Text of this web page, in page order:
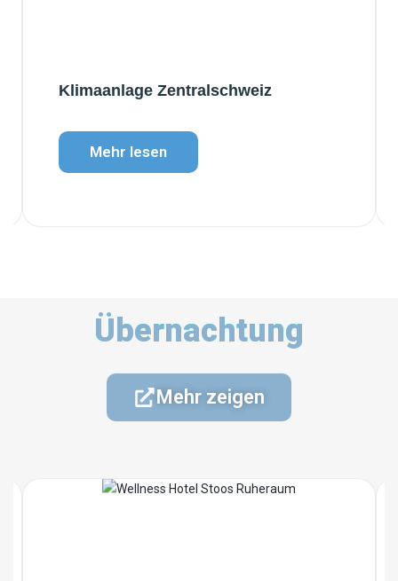
Klimaanlage Zentralschweiz
Mehr lesen
Übernachtung
Mehr zeigen